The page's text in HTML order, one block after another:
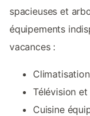
spacieuses et
équipements
vacances :
Télévision et
Cuisine